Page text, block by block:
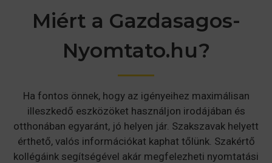
LEGJOBB ÁR GARANCIA
folyamatosan arra törekszik, hogy a
költséghatékonyan üzemeltethető
általunk kiajánlottüzleti
tintasugarasnyomtatókat és kellékanyagait
illetve üzleti szkennereket
Ön a
legkedvezőbb áron vásárolhatja meg nálunk!
Erre garanciát is vállalunk.
Miért a Gazdasagos-
Nyomtato.hu?
Ha fontos önnek, hogy az igényeihez maximálisan
illeszkedő eszközöket használjon irodájában és
otthonában egyaránt, jó helyen jár. Szakszavak helyett
érthető, valós információkat kaphat tőlünk. Szakértő
kollégáink segítségével akár megfelezheti nyomtatási